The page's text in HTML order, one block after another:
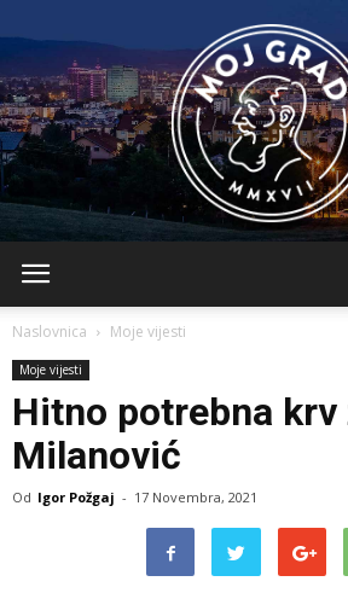
Naslovnica Moje vijesti
Moje vijesti
Hitno potrebna krv
Milanović
Od Igor Požgaj - 17 Novembra, 2021